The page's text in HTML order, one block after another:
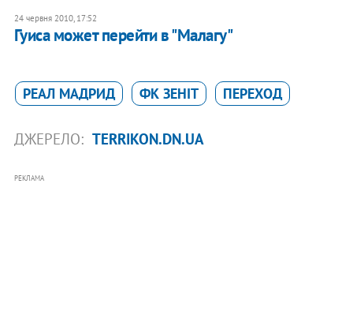
24 червня 2010, 17:52
Гуиса может перейти в "Малагу"
РЕАЛ МАДРИД ФК ЗЕНІТ ПЕРЕХОД
ДЖЕРЕЛО: TERRIKON.DN.UA
РЕКЛАМА